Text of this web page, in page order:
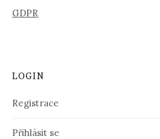
GDPR
LOGIN
Registrace
Přihlásit se